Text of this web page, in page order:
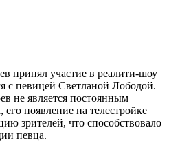
принял участие в реалити-шоу
с певицей Светланой Лободой.
не является постоянным
его появление на телестройке
зрителей, что способствовало
певца.